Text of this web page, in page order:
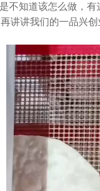
不知道该怎么做，有
讲讲我们的一品兴